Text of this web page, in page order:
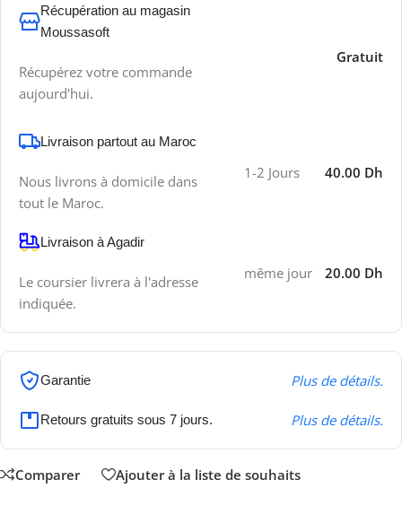
Récupération au magasin
Moussasoft
Récupérez votre commande
aujourd'hui.
Gratuit
Livraison partout au Maroc
Nous livrons à domicile dans
tout le Maroc.
1-2 Jours 40.00 Dh
Livraison à Agadir
Le coursier livrera à l'adresse
indiquée.
même jour 20.00 Dh
Garantie Plus de détails.
Retours gratuits sous 7 jours. Plus de détails.
Comparer Ajouter à la liste de souhaits